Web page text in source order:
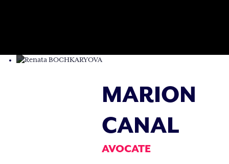
MARION
CANAL
AVOCATE